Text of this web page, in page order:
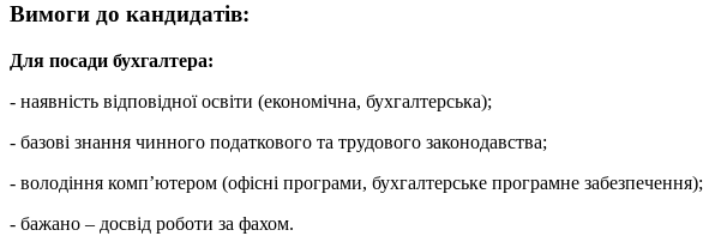
Вимоги до кандидатів:
Для посади бухгалтера:
- наявність відповідної освіти (економічна, бухгалтерська);
- базові знання чинного податкового та трудового законодавства;
- володіння комп’ютером (офісні програми, бухгалтерське програмне забезпечення);
- бажано – досвід роботи за фахом.